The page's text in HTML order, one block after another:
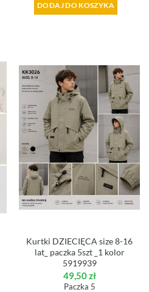
DODAJ DO KOSZYKA
Kurtki DZIECIĘCA size 8-16
lat_ paczka 5szt _1 kolor
5919939
49,50zł
Paczka 5